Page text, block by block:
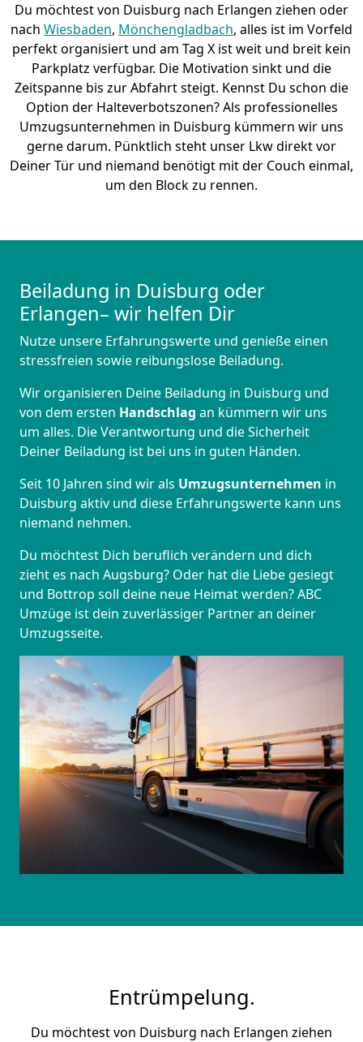
Du möchtest von Duisburg nach Erlangen ziehen oder
nach Wiesbaden, Mönchen­gladbach, alles ist im Vorfeld
perfekt organisiert und am Tag X ist weit und breit kein
Parkplatz verfügbar. Die Motivation sinkt und die
Zeitspanne bis zur Abfahrt steigt. Kennst Du schon die
Option der Halteverbotszonen? Als professionelles
Umzugsunternehmen in Duisburg kümmern wir uns
gerne darum. Pünktlich steht unser Lkw direkt vor
Deiner Tür und niemand benötigt mit der Couch einmal,
um den Block zu rennen.
Beiladung in Duisburg oder
Erlangen– wir helfen Dir
Nutze unsere Erfahrungswerte und genieße einen
stressfreien sowie reibungslose Beiladung.
Wir organisieren Deine Beiladung in Duisburg und
von dem ersten Handschlag an kümmern wir uns
um alles. Die Verantwortung und die Sicherheit
Deiner Beiladung ist bei uns in guten Händen.
Seit 10 Jahren sind wir als Umzugsunternehmen in
Duisburg aktiv und diese Erfahrungswerte kann uns
niemand nehmen.
Du möchtest Dich beruflich verändern und dich
zieht es nach Augsburg? Oder hat die Liebe gesiegt
und Bottrop soll deine neue Heimat werden? ABC
Umzüge ist dein zuverlässiger Partner an deiner
Umzugsseite.
Entrümpelung.
Du möchtest von Duisburg nach Erlangen ziehen